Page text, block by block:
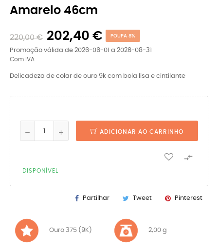
Amarelo 46cm
220,00 € 202,40 € POUPA 8%
Promoção válida de 2026-06-01 a 2026-08-31
Com IVA
Delicadeza de colar de ouro 9k com bola lisa e cintilante
ADICIONAR AO CARRINHO

DISPONÍVEL
Partilhar Tweet Pinterest
Ouro 375 (9K) 2,00 g